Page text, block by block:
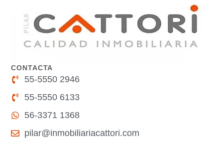
CONTACTA
55-5550 2946
55-5550 6133
56-3371 1368
pilar@inmobiliariacattori.com